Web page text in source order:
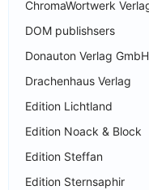
ChromaWortwerk
DOM publishsers
Donauton Verlag GmbH
Drachenhaus Verlag
Edition Lichtland
Edition Noack & Block
Edition Steffan
Edition Sternsaphir